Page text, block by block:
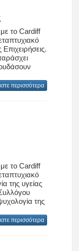
το Cardiff
περισσότερα
το Cardiff
της υγείας
της
περισσότερα